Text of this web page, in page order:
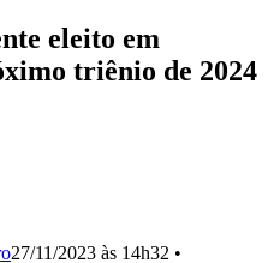
eleito em
triênio de 2024
27/11/2023 às 14h32 •